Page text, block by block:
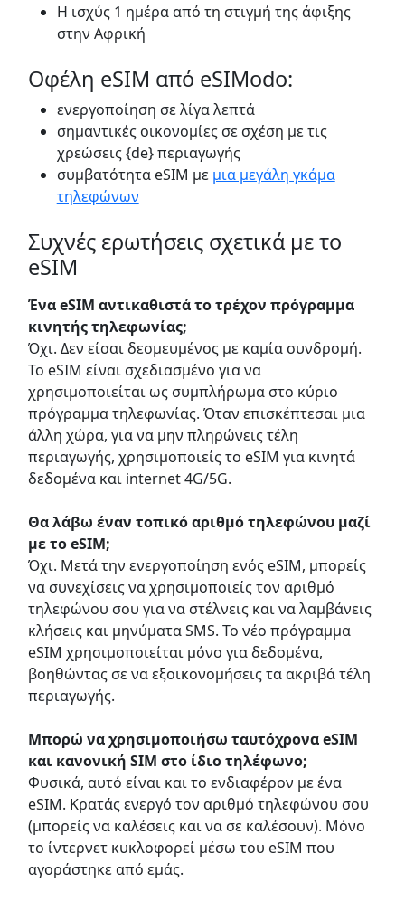
Η ισχύς 1 ημέρα από τη στιγμή της άφιξης
στην Αφρική
Οφέλη eSIM από eSIModo:
ενεργοποίηση σε λίγα λεπτά
σημαντικές οικονομίες σε σχέση με τις
χρεώσεις {de} περιαγωγής
συμβατότητα eSIM με μια μεγάλη γκάμα
τηλεφώνων
Συχνές ερωτήσεις σχετικά με το
eSIM
Ένα eSIM αντικαθιστά το τρέχον πρόγραμμα
κινητής τηλεφωνίας;
Όχι. Δεν είσαι δεσμευμένος με καμία συνδρομή.
Το eSIM είναι σχεδιασμένο για να
χρησιμοποιείται ως συμπλήρωμα στο κύριο
πρόγραμμα τηλεφωνίας. Όταν επισκέπτεσαι μια
άλλη χώρα, για να μην πληρώνεις τέλη
περιαγωγής, χρησιμοποιείς το eSIM για κινητά
δεδομένα και internet 4G/5G.
Θα λάβω έναν τοπικό αριθμό τηλεφώνου μαζί
με το eSIM;
Όχι. Μετά την ενεργοποίηση ενός eSIM, μπορείς
να συνεχίσεις να χρησιμοποιείς τον αριθμό
τηλεφώνου σου για να στέλνεις και να λαμβάνεις
κλήσεις και μηνύματα SMS. Το νέο πρόγραμμα
eSIM χρησιμοποιείται μόνο για δεδομένα,
βοηθώντας σε να εξοικονομήσεις τα ακριβά τέλη
περιαγωγής.
Μπορώ να χρησιμοποιήσω ταυτόχρονα eSIM
και κανονική SIM στο ίδιο τηλέφωνο;
Φυσικά, αυτό είναι και το ενδιαφέρον με ένα
eSIM. Κρατάς ενεργό τον αριθμό τηλεφώνου σου
(μπορείς να καλέσεις και να σε καλέσουν). Μόνο
το ίντερνετ κυκλοφορεί μέσω του eSIM που
αγοράστηκε από εμάς.